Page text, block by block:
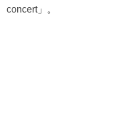
concert」。